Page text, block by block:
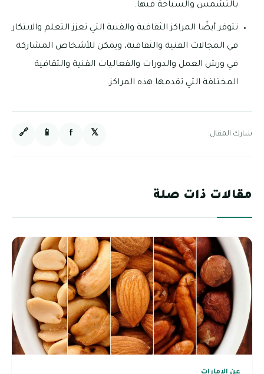
بالتشمس والسباحة فيها.
تتوفر أيضًا المراكز الثقافية والفنية التي تعزز التعلم والابتكار
في المجالات الفنية والثقافية، ويمكن للأشخاص المشاركة
في ورش العمل والدورات والفعاليات الفنية والثقافية
المختلفة التي تقدمها هذه المراكز.
شارك المقال: 𝕏
f
📱
🔗
مقالات ذات صلة